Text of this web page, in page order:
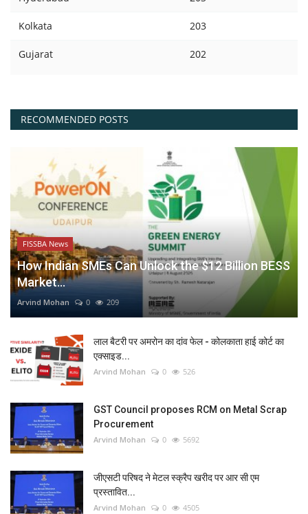
Kolkata 203
Gujarat 202
RECOMMENDED POSTS
FISSBA News
How Indian SMEs Can Unlock the $12 Billion BESS
Market...
Arvind Mohan 0 209
लाल बैटरी पर अमरोन का दांव फेल - कोलकाता हाई कोर्ट का
एक्साइड...
Arvind Mohan 0 526
GST Council proposes RCM on Metal Scrap
Procurement
Arvind Mohan 0 5692
जीएसटी परिषद ने मेटल स्क्रैप खरीद पर आर सी एम
प्रस्तावित...
Arvind Mohan 0 4505